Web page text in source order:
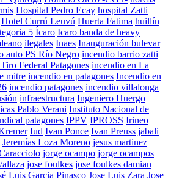
Hospital Pedro Ecay hospital Zatti
Hotel Currú Leuvú Huerta Fatima huillín
5 Ícaro Icaro banda de heavy
ilegales Inaes Inauguración bulevar
auto PS Río Negro incendio barrio zatti
Federal Patagones incendio en La
mitre incendio en patagones Incendio en
incendio patagones incendio villalonga
infraestructura Ingeniero Huergo
Pablo Verani Instituto Nacional de
patagones IPPV IPROSS Irineo
Iud Ivan Ponce Ivan Preuss jabali
Jeremías Loza Moreno jesus martinez
jorge ocampo jorge ocampos
jose foulkes jose foulkes damian
Luis Garcia Pinasco Jose Luis Zara Jose